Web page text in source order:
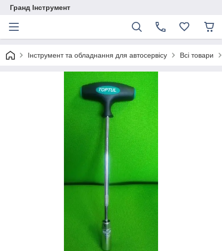
Гранд Інструмент
Інструмент та обладнання для автосервісу Всі товари